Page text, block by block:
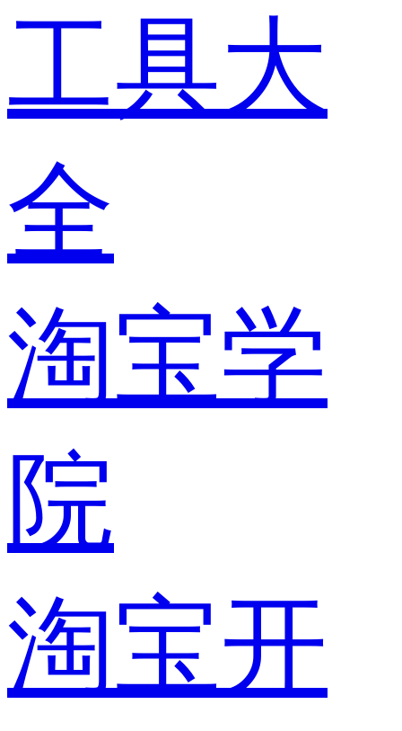
工具大
全
淘宝学
院
淘宝开